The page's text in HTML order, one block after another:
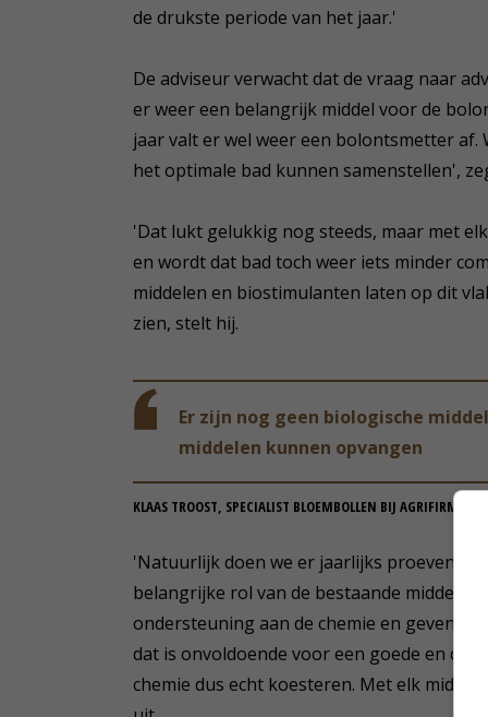
de drukste periode van het jaar.'
De adviseur verwacht dat de vraag naar
er weer een belangrijk middel voor de
jaar valt er wel weer een bolontsmetter af.
het optimale bad kunnen samenstellen',
'Dat lukt gelukkig nog steeds, maar met
en wordt dat bad toch weer iets minder
middelen en biostimulanten laten op dit
zien, stelt hij.
Er zijn nog geen biologische
middelen kunnen opvangen
KLAAS TROOST, SPECIALIST BLOEMBOLLEN BIJ AGRIFIRM-GMN
'Natuurlijk doen we er jaarlijks proeven
belangrijke rol van de bestaande middelen
ondersteuning aan de chemie en geven
dat is onvoldoende voor een goede en
chemie dus echt koesteren. Met elk middel